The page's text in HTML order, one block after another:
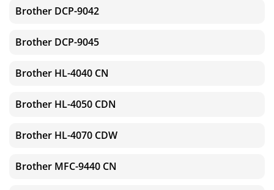
Brother DCP-9042
Brother DCP-9045
Brother HL-4040 CN
Brother HL-4050 CDN
Brother HL-4070 CDW
Brother MFC-9440 CN